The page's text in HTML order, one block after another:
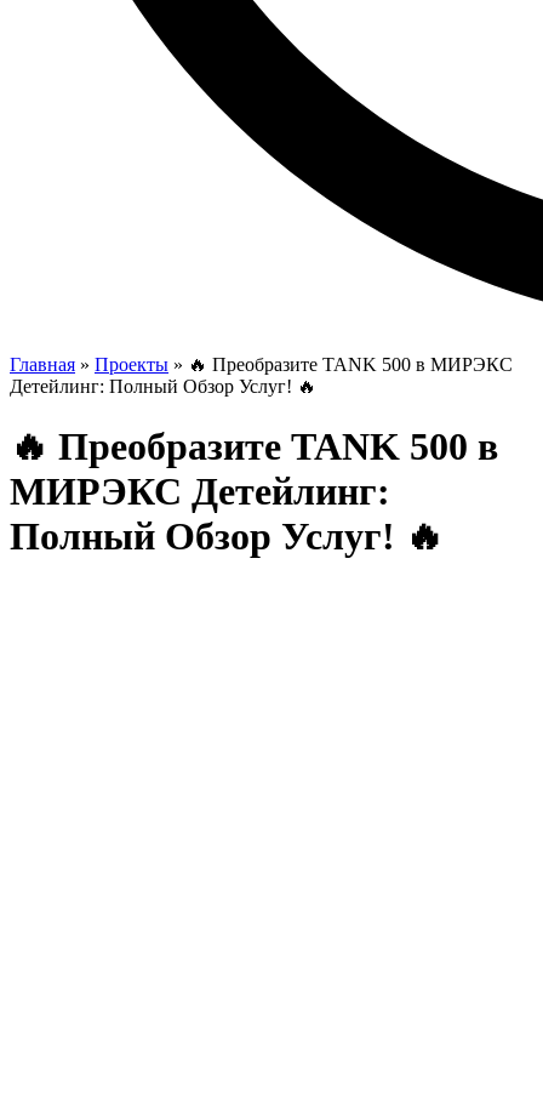
Главная » Проекты » 🔥 Преобразите TANK 500 в МИРЭКС
Детейлинг: Полный Обзор Услуг! 🔥
🔥 Преобразите TANK 500 в
МИРЭКС Детейлинг:
Полный Обзор Услуг! 🔥